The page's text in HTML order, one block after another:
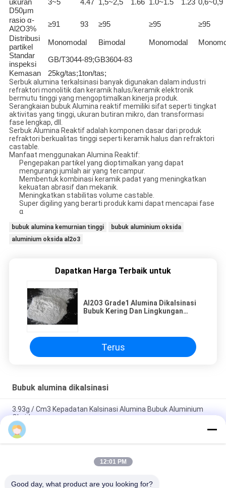
ukuran
D50μm
3~5 4.47 1,5~2,5 1.66 1.0~1.5 1.23 0,6~0,9
rasio α-
Al2O3%
≥91 93 ≥95 ≥95
≥95
Distribusi
partikel
Monomodal Bimodal Monomodal
Standar
inspeksi
GB/T3044-89;GB3604-83
Kemasan
25kg/tas;1ton/tas;
Serbuk alumina terkalsinasi banyak digunakan dalam industri
refraktori monolitik dan keramik halus/keramik elektronik
bermutu tinggi yang mengoptimalkan kinerja produk.
Serangkaian bubuk Alumina reaktif memiliki sifat seperti tingkat
aktivitas yang tinggi, ukuran butiran mikro, dan transformasi
fase lengkap, dll.
Serbuk Alumina Reaktif adalah komponen dasar dari produk
refraktori berkualitas tinggi seperti keramik halus dan refraktori
castable.
Manfaat menggunakan Alumina Reaktif:
Pengepakan partikel yang dioptimalkan yang dapat
mengurangi jumlah air yang tercampur.
Membentuk kombinasi keramik padat yang meningkatkan
kekuatan abrasif dan mekanik.
Meningkatkan stabilitas volume castable.
Super digiling yang berarti produk kami dapat mencapai fase
α
bubuk alumina kemurnian tinggi
bubuk aluminium oksida
aluminium oksida al2o3
Dapatkan Harga Terbaik untuk
Al2O3 Grade1 Alumina Dikalsinasi
Bubuk Kering Dan Lingkungan
Terus
Bubuk alumina dikalsinasi
3.93g / Cm3 Kepadatan Kalsinasi Alumina Bubuk Aluminium
Oksida
Kelas Industri Alumina Activated Putih Bersatu Untuk
Pemotongan Penggilingan Pemolesan
Bubuk Alumina Berkalsinasi Kelas Industri Untuk Penggilingan
12:01 PM
Good day, what product are you looking for?